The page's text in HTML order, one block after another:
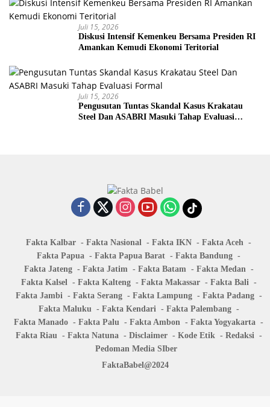
Juli 15, 2026
Diskusi Intensif Kemenkeu Bersama Presiden RI
Amankan Kemudi Ekonomi Teritorial
Juli 15, 2026
Pengusutan Tuntas Skandal Kasus Krakatau
Steel Dan ASABRI Masuki Tahap Evaluasi
Fakta Kalbar Fakta Nasional Fakta IKN
Fakta Aceh
Fakta Papua
Fakta Papua Barat
Fakta Bandung
Fakta Jateng
Fakta Jatim Fakta Batam
Fakta Medan
Fakta Kalsel
Fakta Kalteng Fakta Makassar
Fakta Bali
Fakta Jambi
Fakta Serang Fakta Lampung
Fakta Padang
Fakta Maluku
Fakta Kendari
Fakta Palembang
Fakta Manado
Fakta Palu Fakta Ambon
Fakta Yogyakarta
Fakta Riau
Fakta Natuna Disclaimer Kode Etik
Redaksi
Pedoman Media SIber
FaktaBabel@2024